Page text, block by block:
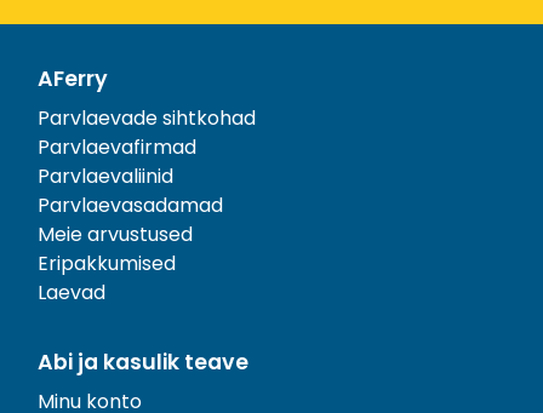
AFerry
Parvlaevade sihtkohad
Parvlaevafirmad
Parvlaevaliinid
Parvlaevasadamad
Meie arvustused
Eripakkumised
Laevad
Abi ja kasulik teave
Minu konto